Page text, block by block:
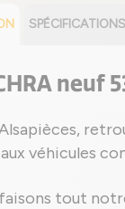
SPÉCIFICATIONS
neuf
véhicules
tout